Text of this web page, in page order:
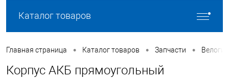
Каталог товаров
Главная страница • Каталог товаров • Запчасти •
Корпус АКБ прямоугольный